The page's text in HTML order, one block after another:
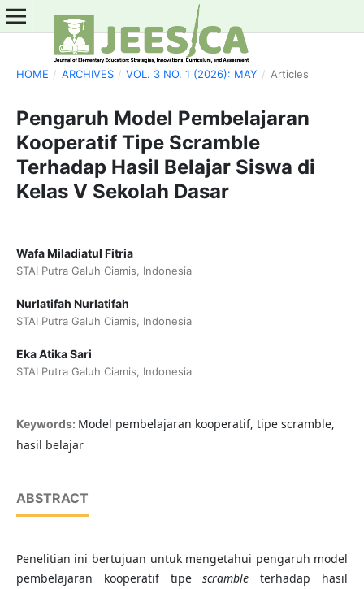
HOME / ARCHIVES / VOL. 3 NO. 1 (2026): MAY / Articles
Pengaruh Model Pembelajaran
Kooperatif Tipe Scramble
Terhadap Hasil Belajar Siswa di
Kelas V Sekolah Dasar
Wafa Miladiatul Fitria
STAI Putra Galuh Ciamis, Indonesia
Nurlatifah Nurlatifah
STAI Putra Galuh Ciamis, Indonesia
Eka Atika Sari
STAI Putra Galuh Ciamis, Indonesia
Keywords: Model pembelajaran kooperatif, tipe scramble,
hasil belajar
ABSTRACT
Penelitian ini bertujuan untuk mengetahui pengaruh model
pembelajaran kooperatif tipescramble terhadap hasil